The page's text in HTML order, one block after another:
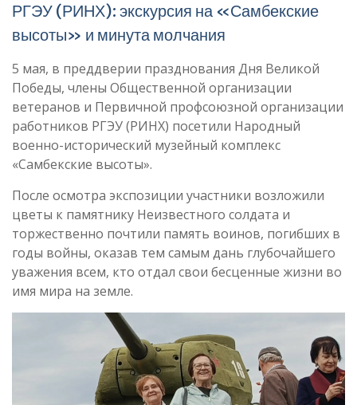
РГЭУ (РИНХ): экскурсия на «Самбекские
высоты» и минута молчания
5 мая, в преддверии празднования Дня Великой
Победы, члены Общественной организации
ветеранов и Первичной профсоюзной организации
работников РГЭУ (РИНХ) посетили Народный
военно-исторический музейный комплекс
«Самбекские высоты».
После осмотра экспозиции участники возложили
цветы к памятнику Неизвестного солдата и
торжественно почтили память воинов, погибших в
годы войны, оказав тем самым дань глубочайшего
уважения всем, кто отдал свои бесценные жизни во
имя мира на земле.